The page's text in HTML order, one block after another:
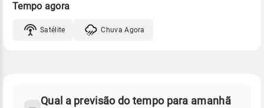
Tempo agora
Satélite Chuva Agora
Qual a previsão do tempo para amanhã